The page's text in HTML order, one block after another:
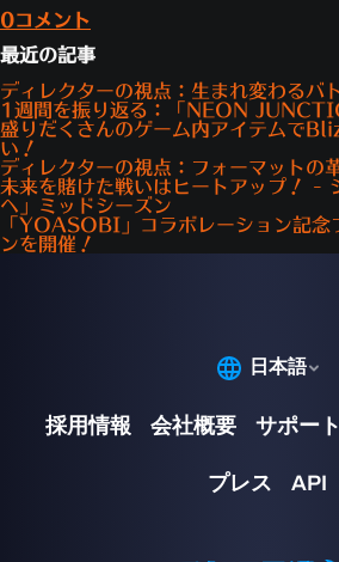
0コメント
最近の記事
ディレクターの視点：生まれ変わるバ
1週間を振り返る：「NEON
盛りだくさんのゲーム内アイテムで
い！
ディレクターの視点：フォーマットの
未来を賭けた戦いはヒートアップ！ -
へ」ミッドシーズン
「YOASOBI」コラボレーション記念
ンを開催！